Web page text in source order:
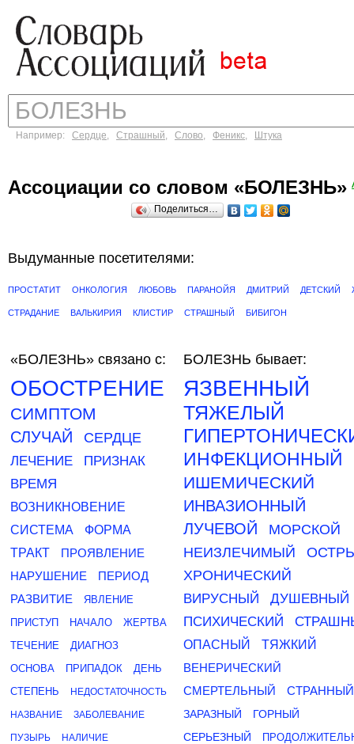
Например: Сердце, Страшный, Слово, Феникс, Штука
Ассоциации со словом «БОЛЕЗНЬ»
Поделиться…
Выдуманные посетителями:
ПРОСТАТИТ ОНКОЛОГИЯ ЛЮБОВЬ ПАРАНОЙЯ ДМИТРИЙ ДЕТСКИЙ
СТРАДАНИЕ ВАЛЬКИРИЯ КЛИСТИР СТРАШНЫЙ БИБИГОН
«БОЛЕЗНЬ» связано с:
ОБОСТРЕНИЕ
СИМПТОМ
СЛУЧАЙ СЕРДЦЕ
ЛЕЧЕНИЕ
ПРИЗНАК
ВРЕМЯ
ВОЗНИКНОВЕНИЕ
СИСТЕМА
ФОРМА
ТРАКТ
ПРОЯВЛЕНИЕ
НАРУШЕНИЕ
ПЕРИОД
РАЗВИТИЕ
ЯВЛЕНИЕ
ПРИСТУП
НАЧАЛО
ЖЕРТВА
ТЕЧЕНИЕ
ДИАГНОЗ
ОСНОВА
ПРИПАДОК
ДЕНЬ
СТЕПЕНЬ
НЕДОСТАТОЧНОСТЬ
НАЗВАНИЕ ЗАБОЛЕВАНИЕ
ПУЗЫРЬ НАЛИЧИЕ
БОЛЕЗНЬ бывает:
ЯЗВЕННЫЙ
ТЯЖЕЛЫЙ
ИНФЕКЦИОННЫЙ
ИШЕМИЧЕСКИЙ
ИНВАЗИОННЫЙ
ЛУЧЕВОЙ
МОРСКОЙ
НЕИЗЛЕЧИМЫЙ
ХРОНИЧЕСКИЙ
ВИРУСНЫЙ
ДУШЕВНЫЙ
ПСИХИЧЕСКИЙ
ОПАСНЫЙ
ТЯЖКИЙ
ВЕНЕРИЧЕСКИЙ
СМЕРТЕЛЬНЫЙ
СТРАННЫЙ
ЗАРАЗНЫЙ
ГОРНЫЙ
СЕРЬЕЗНЫЙ